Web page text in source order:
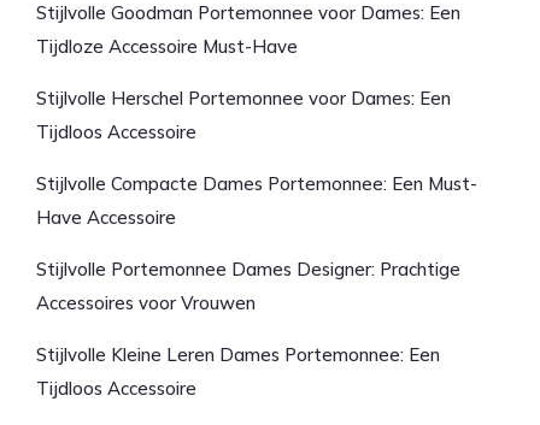
Stijlvolle Goodman Portemonnee voor Dames: Een
Tijdloze Accessoire Must-Have
Stijlvolle Herschel Portemonnee voor Dames: Een
Tijdloos Accessoire
Stijlvolle Compacte Dames Portemonnee: Een Must-
Have Accessoire
Stijlvolle Portemonnee Dames Designer: Prachtige
Accessoires voor Vrouwen
Stijlvolle Kleine Leren Dames Portemonnee: Een
Tijdloos Accessoire